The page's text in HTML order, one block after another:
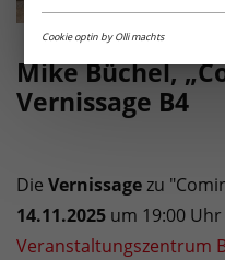
Mike Büchel,
Vernissage B4
Die Vernissagezu
14.11.2025 um 19:00
Veranstaltungszentrum
Cookie optin by Olli machts